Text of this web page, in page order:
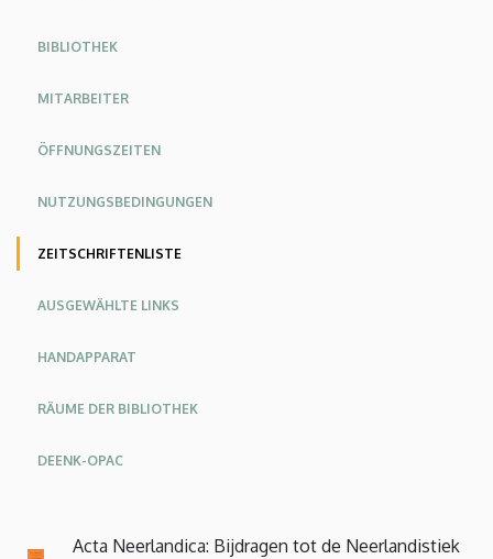
Oldalmenü
BIBLIOTHEK
MITARBEITER
ÖFFNUNGSZEITEN
NUTZUNGSBEDINGUNGEN
ZEITSCHRIFTENLISTE
AUSGEWÄHLTE LINKS
HANDAPPARAT
RÄUME DER BIBLIOTHEK
DEENK-OPAC
Acta Neerlandica: Bijdragen tot de Neerlandistiek